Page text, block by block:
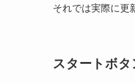
それでは実際に更
スタートボ